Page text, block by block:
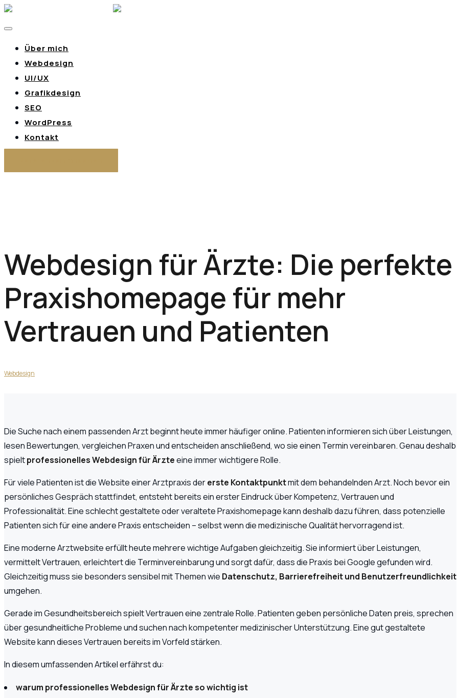
Über mich
Webdesign
UI/UX
Grafikdesign
SEO
WordPress
Kontakt
Webdesign für Ärzte: Die perfekte
Praxishomepage für mehr
Vertrauen und Patienten
Webdesign
Die Suche nach einem passenden Arzt beginnt heute immer häufiger online. Patienten informieren sich über Leistungen,
lesen Bewertungen, vergleichen Praxen und entscheiden anschließend, wo sie einen Termin vereinbaren. Genau deshalb
spieltprofessionelles Webdesign für Ärzteeine immer wichtigere Rolle.
Für viele Patienten ist die Website einer Arztpraxis dererste Kontaktpunktmit dem behandelnden Arzt. Noch bevor ein
persönliches Gespräch stattfindet, entsteht bereits ein erster Eindruck über Kompetenz, Vertrauen und
Professionalität. Eine schlecht gestaltete oder veraltete Praxishomepage kann deshalb dazu führen, dass potenzielle
Patienten sich für eine andere Praxis entscheiden – selbst wenn die medizinische Qualität hervorragend ist.
Eine moderne Arztwebsite erfüllt heute mehrere wichtige Aufgaben gleichzeitig. Sie informiert über Leistungen,
vermittelt Vertrauen, erleichtert die Terminvereinbarung und sorgt dafür, dass die Praxis bei Google gefunden wird.
Gleichzeitig muss sie besonders sensibel mit Themen wie Datenschutz, Barrierefreiheit und Benutzerfreundlichkeit
umgehen.
Gerade im Gesundheitsbereich spielt Vertrauen eine zentrale Rolle. Patienten geben persönliche Daten preis, sprechen
über gesundheitliche Probleme und suchen nach kompetenter medizinischer Unterstützung. Eine gut gestaltete
Website kann dieses Vertrauen bereits im Vorfeld stärken.
In diesem umfassenden Artikel erfährst du:
warum professionelles Webdesign für Ärzte so wichtig ist